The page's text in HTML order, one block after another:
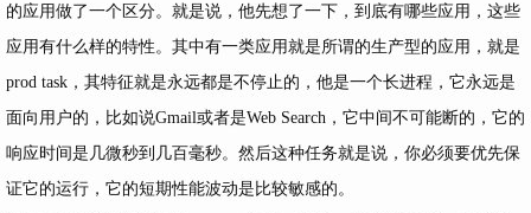
的应用做了一个区分。就是说，他先想了一下，到底有哪些应用，这些
应用有什么样的特性。其中有一类应用就是所谓的生产型的应用，就是
prod task，其特征就是永远都是不停止的，他是一个长进程，它永远是
面向用户的，比如说Gmail或者是Web Search，它中间不可能断的，它的
响应时间是几微秒到几百毫秒。然后这种任务就是说，你必须要优先保
证它的运行，它的短期性能波动是比较敏感的。